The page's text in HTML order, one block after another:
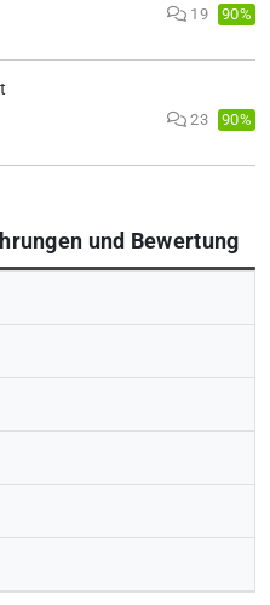
19 90%
23 90%
und Bewertung